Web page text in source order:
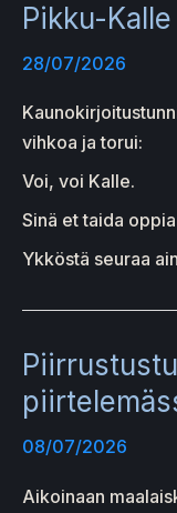
Pikku-
28/07/2026
vihkoa ja torui:
Voi, voi Kalle.
Sinä et taida
Ykköstä seuraa
08/07/2026
Aikoinaan